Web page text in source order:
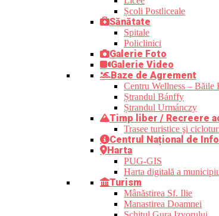
Școli Postliceale
Sănătate
Spitale
Policlinici
Galerie Foto
Galerie Video
Baze de Agrement
Centru Wellness – Băile
Ștrandul Bánffy
Ștrandul Urmánczy
Timp liber / Recreere
Trasee turistice şi
Centrul Național de
Harta
PUG-GIS
Harta digitală a
Turism
Mânăstirea Sf. Ilie
Manastirea Doamnei